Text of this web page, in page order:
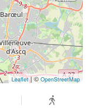
Leaflet| ©OpenStreetMap